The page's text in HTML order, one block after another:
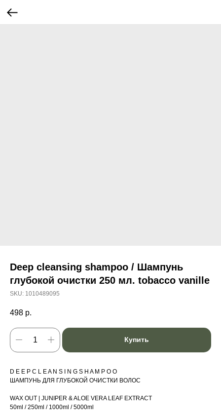
Deep cleansing shampoo / Шампунь
глубокой очистки 250 мл. tobacco vanille
SKU: 1010489095
498 р.
Купить
D E E P C L E A N S I N G S H A M P O O
ШАМПУНЬ ДЛЯ ГЛУБОКОЙ ОЧИСТКИ ВОЛОС
WAX OUT | JUNIPER & ALOE VERA LEAF EXTRACT
50ml / 250ml / 1000ml / 5000ml